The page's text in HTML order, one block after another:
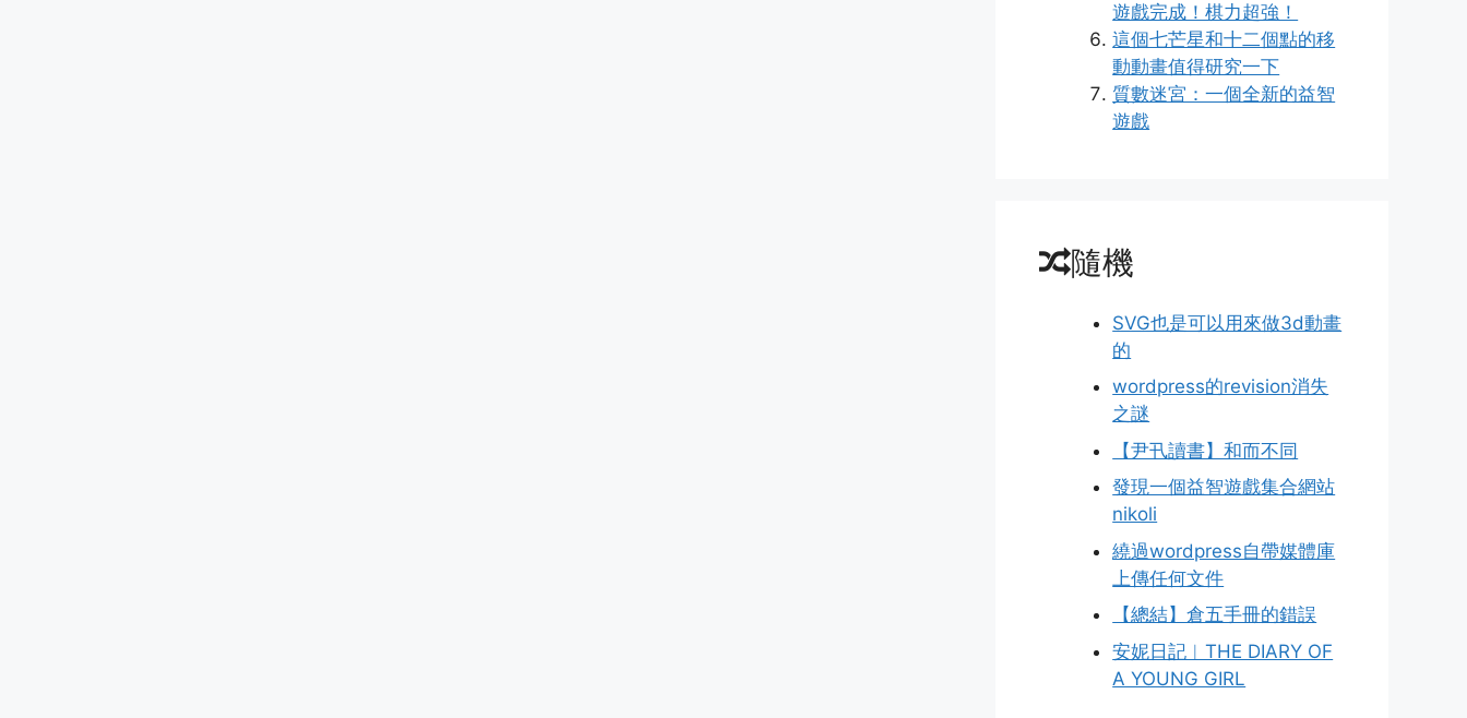
遊戲完成！棋力超強！
這個七芒星和十二個點的移
動動畫值得研究一下
質數迷宮：一個全新的益智
遊戲
隨機
SVG也是可以用來做3d動畫
的
wordpress的revision消失
之謎
【尹卂讀書】和而不同
發現一個益智遊戲集合網站
nikoli
繞過wordpress自帶媒體庫
上傳任何文件
【總結】倉五手冊的錯誤
安妮日記︱THE DIARY OF
A YOUNG GIRL